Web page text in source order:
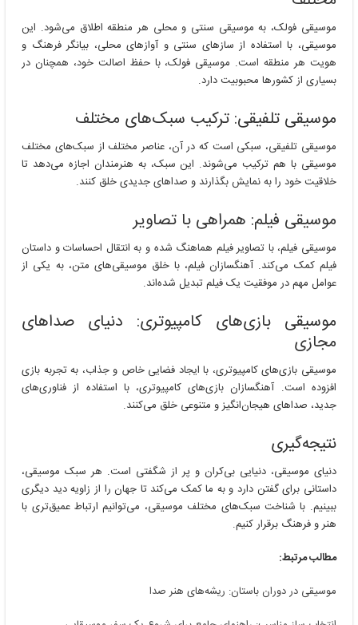
موسیقی فولک، به موسیقی سنتی و محلی هر منطقه اطلاق می‌شود. این
موسیقی، با استفاده از سازهای سنتی و آوازهای محلی، بیانگر فرهنگ و
هویت هر منطقه است. موسیقی فولک، با حفظ اصالت خود، همچنان در
بسیاری از کشورها محبوبیت دارد.
موسیقی تلفیقی: ترکیب سبک‌های مختلف
موسیقی تلفیقی، سبکی است که در آن، عناصر مختلف از سبک‌های مختلف
موسیقی با هم ترکیب می‌شوند. این سبک، به هنرمندان اجازه می‌دهد تا
خلاقیت خود را به نمایش بگذارند و صداهای جدیدی خلق کنند.
موسیقی فیلم: همراهی با تصاویر
موسیقی فیلم، با تصاویر فیلم هماهنگ شده و به انتقال احساسات و داستان
فیلم کمک می‌کند. آهنگسازان فیلم، با خلق موسیقی‌های متن، به یکی از
عوامل مهم در موفقیت یک فیلم تبدیل شده‌اند.
موسیقی بازی‌های کامپیوتری: دنیای صداهای
مجازی
موسیقی بازی‌های کامپیوتری، با ایجاد فضایی خاص و جذاب، به تجربه بازی
افزوده است. آهنگسازان بازی‌های کامپیوتری، با استفاده از فناوری‌های
جدید، صداهای هیجان‌انگیز و متنوعی خلق می‌کنند.
نتیجه‌گیری
دنیای موسیقی، دنیایی بی‌کران و پر از شگفتی است. هر سبک موسیقی،
داستانی برای گفتن دارد و به ما کمک می‌کند تا جهان را از زاویه دید دیگری
ببینیم. با شناخت سبک‌های مختلف موسیقی، می‌توانیم ارتباط عمیق‌تری با
هنر و فرهنگ برقرار کنیم.
مطالب مرتبط:
موسیقی در دوران باستان: ریشه‌های هنر صدا